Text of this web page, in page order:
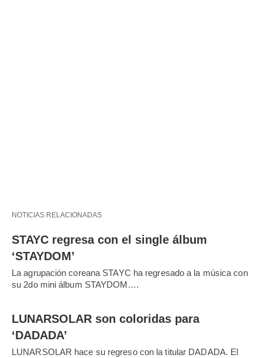
NOTICIAS RELACIONADAS
STAYC regresa con el single álbum
‘STAYDOM’
La agrupación coreana STAYC ha regresado a la música con
su 2do mini álbum STAYDOM.…
LUNARSOLAR son coloridas para
‘DADADA’
LUNARSOLAR hace su regreso con la titular DADADA. El